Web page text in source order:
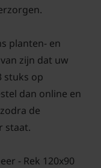
u jaarrond
bomen in pot
lente én
planten- en
zijn dat uw
stuks op
dan online en
de
staat.
- Rek 120x90